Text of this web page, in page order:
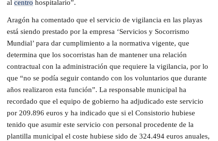
al centro hospitalario”.
Aragón ha comentado que el servicio de vigilancia en las playas
está siendo prestado por la empresa ‘Servicios y Socorrismo
Mundial’ para dar cumplimiento a la normativa vigente, que
determina que los socorristas han de mantener una relación
contractual con la administración que requiere la vigilancia, por lo
que “no se podía seguir contando con los voluntarios que durante
años realizaron esta función”. La responsable municipal ha
recordado que el equipo de gobierno ha adjudicado este servicio
por 209.896 euros y ha indicado que si el Consistorio hubiese
tenido que asumir este servicio con personal procedente de la
plantilla municipal el coste hubiese sido de 324.494 euros anuales,